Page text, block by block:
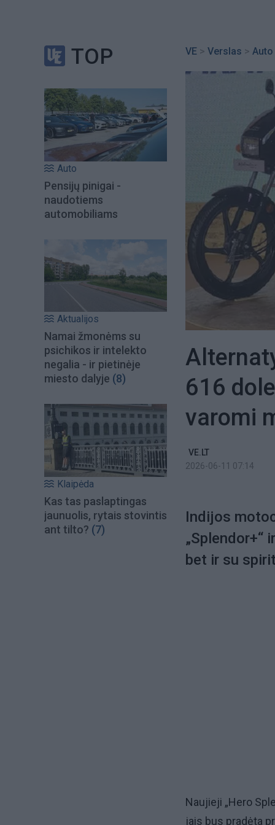
TOP
Auto
Pensijų pinigai -
naudotiems
automobiliams
Aktualijos
Namai žmonėms su
psichikos ir intelekto
negalia - ir pietinėje
miesto dalyje (8)
Klaipėda
Kas tas paslaptingas
jaunuolis, rytais stovintis
ant tilto? (7)
VE > Verslas > Auto
616
varomi
VE.LT
2026-06-11 07:14
Indijos
„Splendor+“
bet ir su
Naujieji „Hero
jais bus pradėta